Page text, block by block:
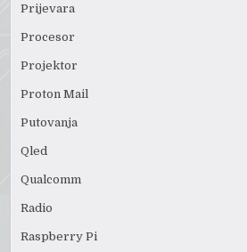
Prijevara
Procesor
Projektor
Proton Mail
Putovanja
Qled
Qualcomm
Radio
Raspberry Pi